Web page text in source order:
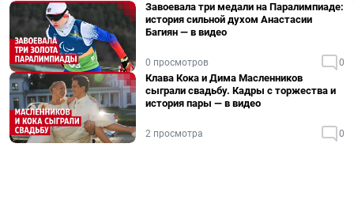
Завоевала три медали на Паралимпиаде:
история сильной духом Анастасии
Багиян — в видео
0 просмотров 0
Клава Кока и Дима Масленников
сыграли свадьбу. Кадры с торжества и
история пары — в видео
2 просмотра 0